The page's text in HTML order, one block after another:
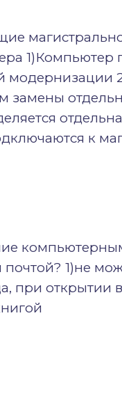
1)Компьютер
замены
к
1)не
при